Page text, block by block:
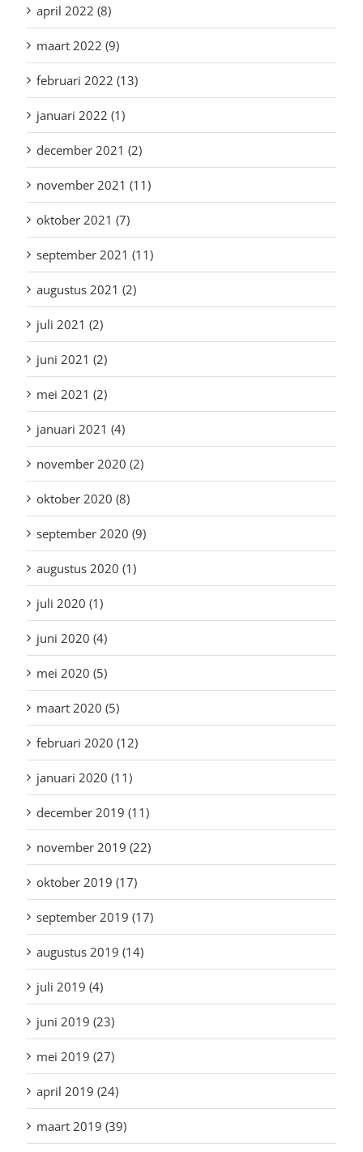
april 2022 (8)
maart 2022 (9)
februari 2022 (13)
januari 2022 (1)
december 2021 (2)
november 2021 (11)
oktober 2021 (7)
september 2021 (11)
augustus 2021 (2)
juli 2021 (2)
juni 2021 (2)
mei 2021 (2)
januari 2021 (4)
november 2020 (2)
oktober 2020 (8)
september 2020 (9)
augustus 2020 (1)
juli 2020 (1)
juni 2020 (4)
mei 2020 (5)
maart 2020 (5)
februari 2020 (12)
januari 2020 (11)
december 2019 (11)
november 2019 (22)
oktober 2019 (17)
september 2019 (17)
augustus 2019 (14)
juli 2019 (4)
juni 2019 (23)
mei 2019 (27)
april 2019 (24)
maart 2019 (39)